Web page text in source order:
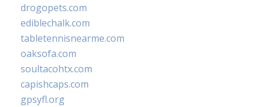
drogopets.com
ediblechalk.com
tabletennisnearme.com
oaksofa.com
soultacohtx.com
capishcaps.com
gpsyfl.org